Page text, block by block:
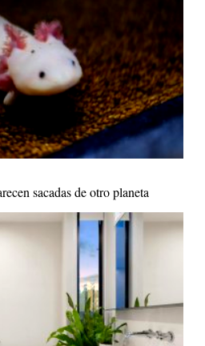
sacadas de otro planeta